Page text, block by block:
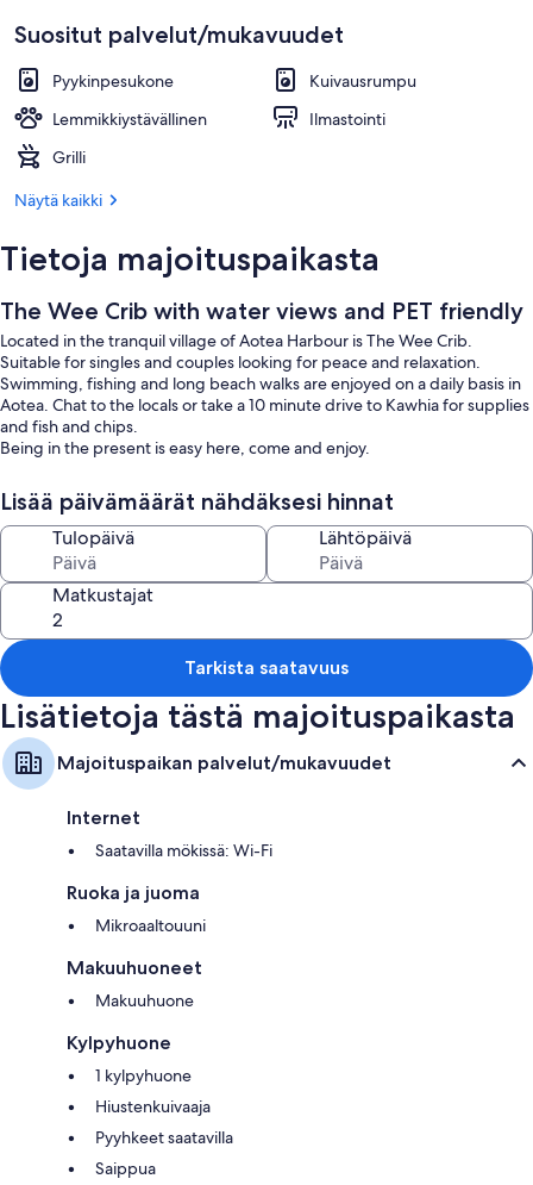
Suositut palvelut/mukavuudet
Pyykinpesukone
Kuivausrumpu
Lemmikkiystävällinen
Ilmastointi
Grilli
Näytä kaikki
Tietoja majoituspaikasta
The Wee Crib with water views and PET friendly
Located in the tranquil village of Aotea Harbour is The Wee Crib.
Suitable for singles and couples looking for peace and relaxation.
Swimming, fishing and long beach walks are enjoyed on a daily basis in
Aotea. Chat to the locals or take a 10 minute drive to Kawhia for supplies
and fish and chips.
Being in the present is easy here, come and enjoy.
Lisää päivämäärät nähdäksesi hinnat
Tulopäivä Lähtöpäivä
Matkustajat
Tarkista saatavuus
Lisätietoja tästä majoituspaikasta
Majoituspaikan palvelut/mukavuudet
Internet
Saatavilla mökissä: Wi-Fi
Ruoka ja juoma
Mikroaaltouuni
Makuuhuoneet
Makuuhuone
Kylpyhuone
1 kylpyhuone
Hiustenkuivaaja
Pyyhkeet saatavilla
Saippua